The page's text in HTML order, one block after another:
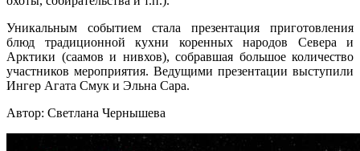
Уникальным событием стала презентация приготовления
блюд традиционной кухни коренных народов Севера и
Арктики (саамов и нивхов), собравшая большое количество
участников мероприятия. Ведущими презентации выступили
Ингер Агата Смук и Эльна Сара.
Автор: Светлана Чернышева